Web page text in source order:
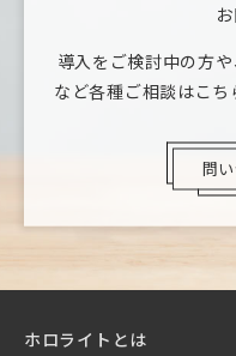
導入をご検討中の方
など各種ご相談はこち
問
ホロライトとは